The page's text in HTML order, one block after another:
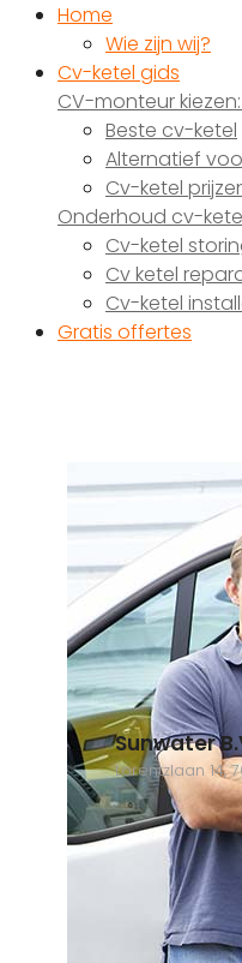
Home
Wie zijn wij?
Cv-ketel gids
CV-monteur
Beste cv-ketel
Alternatief
Cv-ketel
Onderhoud cv-
Cv-ketel
Cv ketel
Cv-ketel
Gratis offertes
Sunwater
Lorentzlaan 14,